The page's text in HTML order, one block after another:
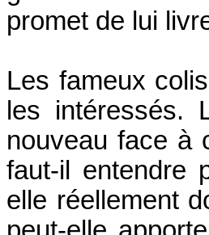
promet de lui
Les fameux
les intéressés.
nouveau face à
faut-il entendre
elle réellement